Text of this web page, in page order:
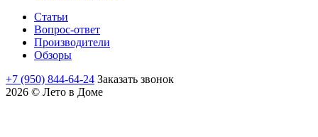
Статьи
Вопрос-ответ
Производители
Обзоры
+7 (950) 844-64-24 Заказать звонок
2026 © Лето в Доме